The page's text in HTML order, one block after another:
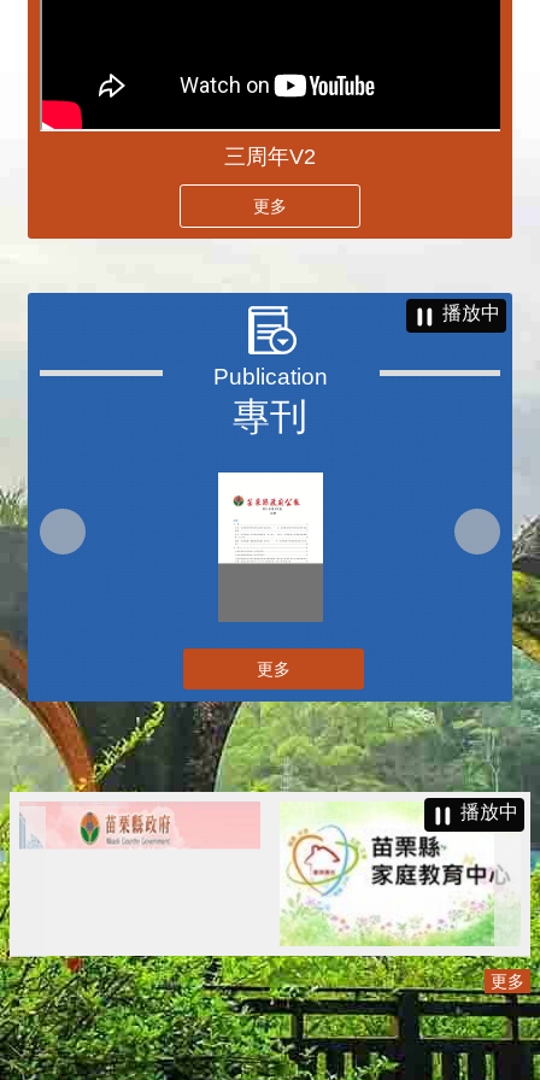
三周年V2
更多
專刊
播放中
更多
播放中
更多